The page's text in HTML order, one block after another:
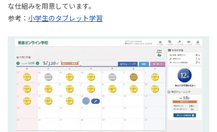
な仕組みを用意しています。
参考： 小学生のタブレット学習